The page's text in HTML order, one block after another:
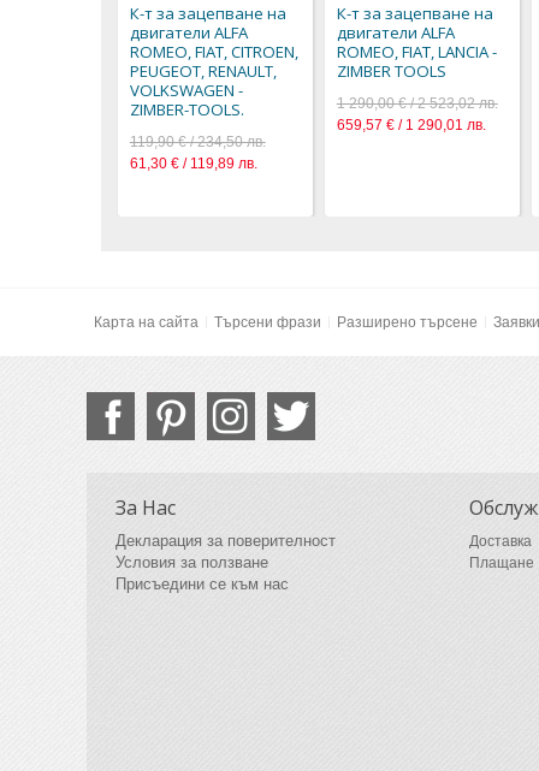
К-т за зацепване на
двигатели ALFA
ROMEO, FIAT, CITROEN,
PEUGEOT, RENAULT,
VOLKSWAGEN -
ZIMBER-TOOLS.
119,90 € / 234,50 лв.
61,30 € / 119,89 лв.
К-т за зацепване на
двигатели ALFA
ROMEO, FIAT, LANCIA -
ZIMBER TOOLS
1 290,00 € / 2 523,02 лв.
659,57 € / 1 290,01 лв.
Карта на сайта Търсени фрази Разширено търсене
За Нас
Декларация за поверителност
Условия за ползване
Присъедини се към нас
Доставка
Плащане